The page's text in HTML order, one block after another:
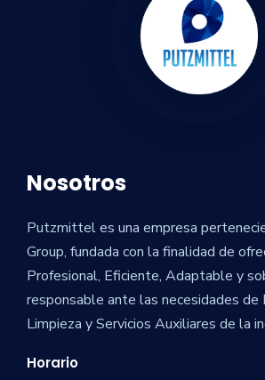
Nosotros
Putzmittel es una empresa
Group, fundada con la finalidad de
Profesional, Eficiente, Adaptable y
responsable ante las necesidades de
Limpieza y Servicios Auxiliares de la
Horario